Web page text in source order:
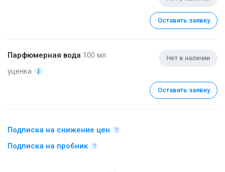
Оставить заявку
Парфюмерная вода 100 мл
уценка
Нет в наличии
Оставить заявку
Подписка на снижение цен
Подписка на пробник